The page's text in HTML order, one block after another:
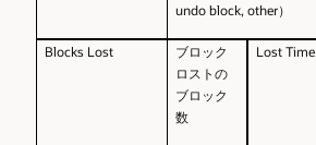
undo block,other）
Blocks Lost
ブロック
ロストの
ブロック
数
Lost Time